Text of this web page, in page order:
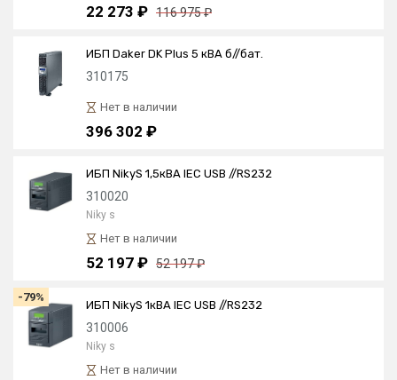
22 273 ₽ 116 975 ₽
ИБП Daker DK Plus 5 кВА б//бат.
310175
Нет в наличии
396 302 ₽
ИБП NikyS 1,5кBA IEC USB //RS232
310020
Niky s
Нет в наличии
52 197 ₽ 52 197 ₽
-79%
ИБП NikyS 1кBA IEC USB //RS232
310006
Niky s
Нет в наличии